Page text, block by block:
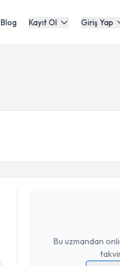
Blog Kayıt Ol Giriş Yap
Bu uzmandan
Doç. Dr. İbrahim Kökçam
Size bu uzmandan randevu